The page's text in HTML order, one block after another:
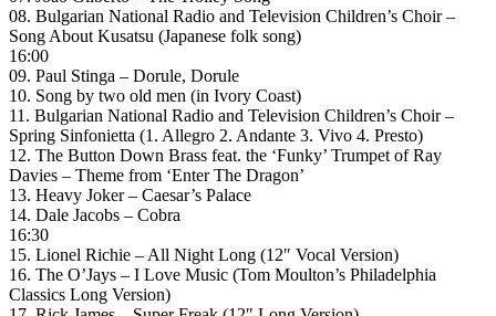
08. Bulgarian National Radio and Television Children’s Choir –
Song About Kusatsu (Japanese folk song)
16:00
09. Paul Stinga – Dorule, Dorule
10. Song by two old men (in Ivory Coast)
11. Bulgarian National Radio and Television Children’s Choir –
Spring Sinfonietta (1. Allegro 2. Andante 3. Vivo 4. Presto)
12. The Button Down Brass feat. the ‘Funky’ Trumpet of Ray
Davies – Theme from ‘Enter The Dragon’
13. Heavy Joker – Caesar’s Palace
14. Dale Jacobs – Cobra
16:30
15. Lionel Richie – All Night Long (12″ Vocal Version)
16. The O’Jays – I Love Music (Tom Moulton’s Philadelphia
Classics Long Version)